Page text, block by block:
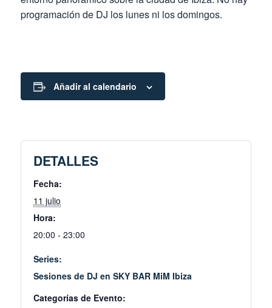
programación de DJ los lunes ni los domingos.
Añadir al calendario
DETALLES
Fecha:
11 julio
Hora:
20:00 - 23:00
Series:
Sesiones de DJ en SKY BAR MiM Ibiza
Categorías de Evento: